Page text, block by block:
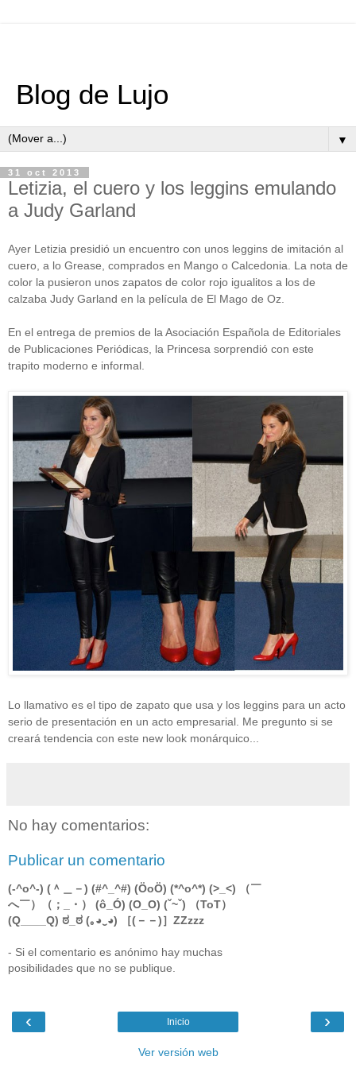
Blog de Lujo
▼
31 oct 2013
Letizia, el cuero y los leggins emulando
a Judy Garland
Ayer Letizia presidió un encuentro con unos leggins de imitación al
cuero, a lo Grease, comprados en Mango o Calcedonia. La nota de
color la pusieron unos zapatos de color rojo igualitos a los de
calzaba Judy Garland en la película de El Mago de Oz.
En el entrega de premios de la Asociación Española de Editoriales
de Publicaciones Periódicas, la Princesa sorprendió con este
trapito moderno e informal.
Lo llamativo es el tipo de zapato que usa y los leggins para un acto
serio de presentación en un acto empresarial. Me pregunto si se
creará tendencia con este new look monárquico...
No hay comentarios:
Publicar un comentario
(-^o^-) (＾＿－) (#^_^#) (ÖoÖ) (*^o^*) (>_<) （￣
へ￣）（；_・） (ô_Ó) (O_O) (ˇ~ˇ) （ToT）
(Q____Q) ಠ_ಠ (｡◕‿◕) ［(－－)］ZZzzz
- Si el comentario es anónimo hay muchas
posibilidades que no se publique.
‹ ›
Inicio
Ver versión web